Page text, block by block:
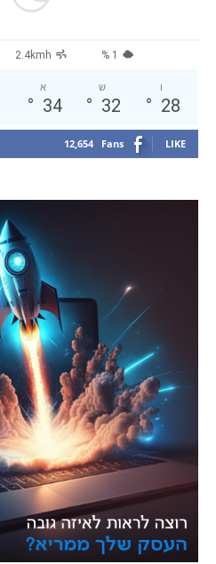
2.4kmh 1 %
ו
28
°
ש
32
°
א
34
°
12,654 Fans LIKE